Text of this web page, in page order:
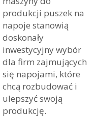
produkcji puszek na
napoje stanowią
doskonały
inwestycyjny wybór
dla firm zajmujących
się napojami, które
chcą rozbudować i
ulepszyć swoją
produkcję.